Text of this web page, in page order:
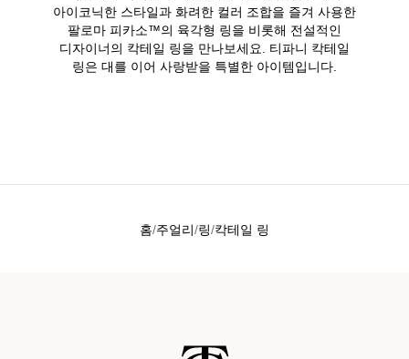
아이코닉한 스타일과 화려한 컬러 조합을 즐겨 사용한
팔로마 피카소™의 육각형 링을 비롯해 전설적인
디자이너의 칵테일 링을 만나보세요. 티파니 칵테일
링은 대를 이어 사랑받을 특별한 아이템입니다.
홈 주얼리 링 칵테일 링